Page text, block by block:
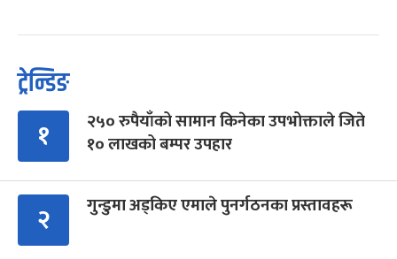
ट्रेन्डिङ
१
२५० रुपैयाँको सामान किनेका उपभोक्ताले जिते
१० लाखको बम्पर उपहार
२ गुन्डुमा अड्किए एमाले पुनर्गठनका प्रस्तावहरू